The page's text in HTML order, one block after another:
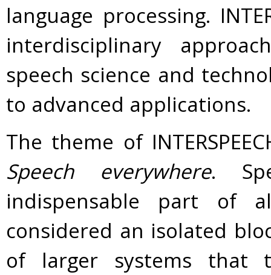
language processing.
interdisciplinary
speech science and
to advanced applications.
The theme of
Speech everywhere.
indispensable part of
considered an isolated
of larger systems that